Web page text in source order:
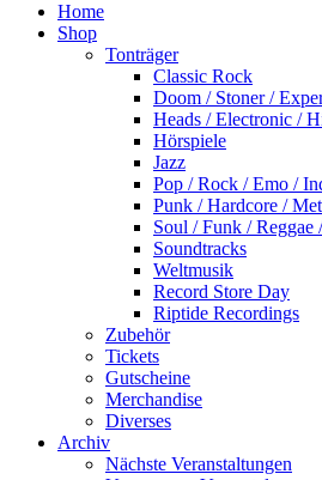
Home
Shop
Tonträger
Classic Rock
Doom / Stoner /
Heads / Electronic /
Hörspiele
Jazz
Pop / Rock / Emo /
Punk / Hardcore /
Soul / Funk / Reggae
Soundtracks
Weltmusik
Record Store Day
Riptide Recordings
Zubehör
Tickets
Gutscheine
Merchandise
Diverses
Archiv
Nächste Veranstaltungen